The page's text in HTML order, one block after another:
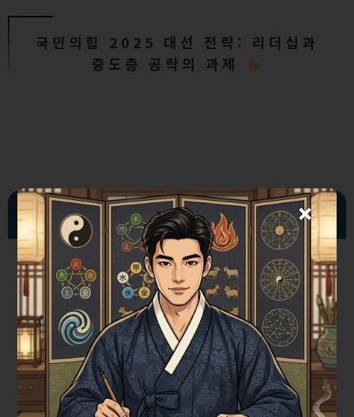
국민의힘 2025 대선 전략: 리더십과
중도층 공략의 과제
자신에게 보내는 작은 글쓰기 도전 ×